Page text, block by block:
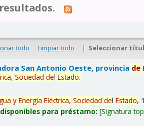
todo Limpiar todo | Seleccionar
San Antonio Oeste, provincia de
Sociedad delEstado.
y Energía Eléctrica, Sociedad delEstado,
para préstamo: Signatura